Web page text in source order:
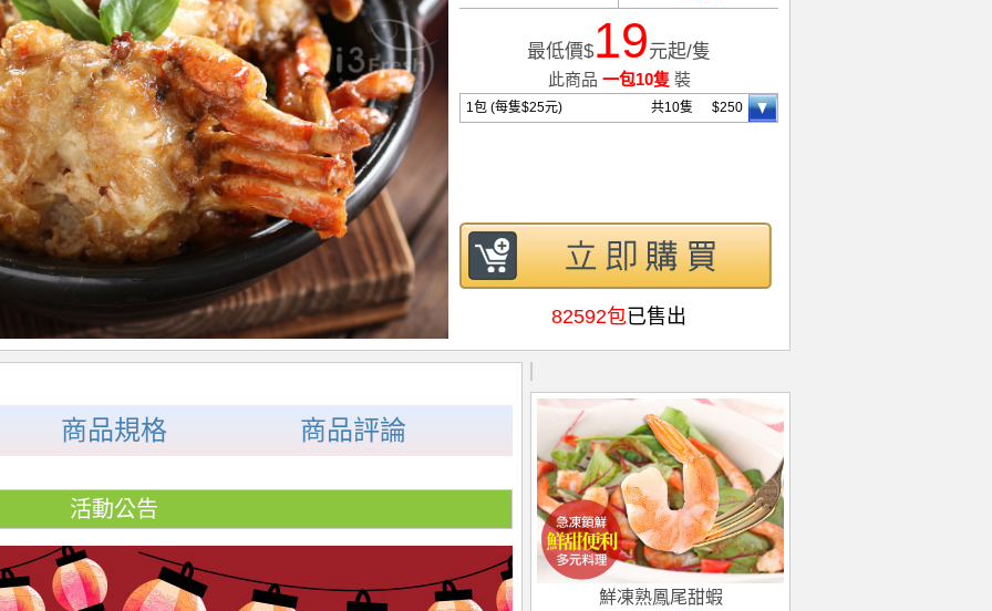
最低價$19元起/隻
此商品 一包10隻 裝
1包 (每隻$25元) $250
共10隻
82592包已售出
商品規格 商品評論
活動公告
鮮凍熟鳳尾甜蝦